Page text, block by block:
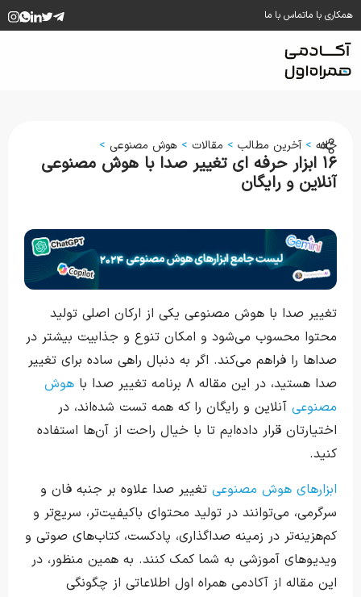
همکاری با ماتماس با ما
خانه > آخرین مطالب > مقالات > هوش مصنوعی >
۱۶ ابزار حرفه ای تغییر صدا با هوش مصنوعی
آنلاین و رایگان
تغییر صدا با هوش مصنوعی یکی از ارکان اصلی تولید
محتوا محسوب می‌شود و امکان تنوع و جذابیت بیشتر در
صداها را فراهم می‌کند. اگر به دنبال راهی ساده برای تغییر
صدا هستید، در این مقاله ۸ برنامه تغییر صدا با
هوش
مصنوعی آنلاین و رایگان را که همه تست شده‌اند، در
اختیارتان قرار داده‌ایم تا با خیال راحت از آن‌ها استفاده
کنید.
ابزارهای هوش مصنوعی تغییر صدا علاوه بر جنبه فان و
سرگرمی، می‌توانند در تولید محتوای باکیفیت‌تر، سریع‌تر و
کم‌هزینه‌تر در زمینه صداگذاری، پادکست، کتاب‌های صوتی و
ویدیوهای آموزشی به شما کمک کنند. به همین منظور، در
این مقاله از آکادمی همراه اول اطلاعاتی از چگونگی